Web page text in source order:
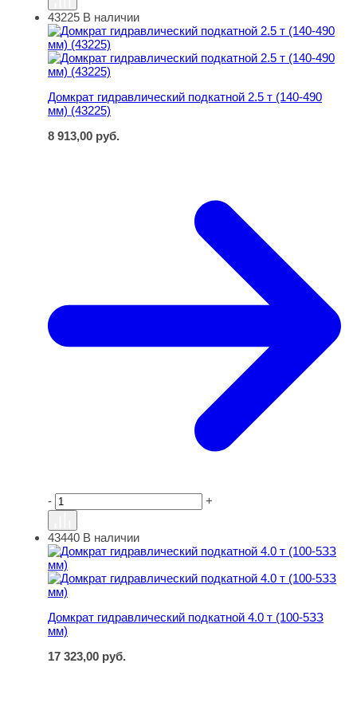
Домкрат гидравлический подкатной 2.5 т (140-490 мм)
43225 В наличии
Домкрат гидравлический подкатной 2.5 т (140-490
мм) (43225)
8 913,00 руб.
- +
Домкрат гидравлический подкатной 4.0 т (100-5ЗЗ мм)
43440 В наличии
Домкрат гидравлический подкатной 4.0 т (100-5ЗЗ
мм)
17 323,00 руб.